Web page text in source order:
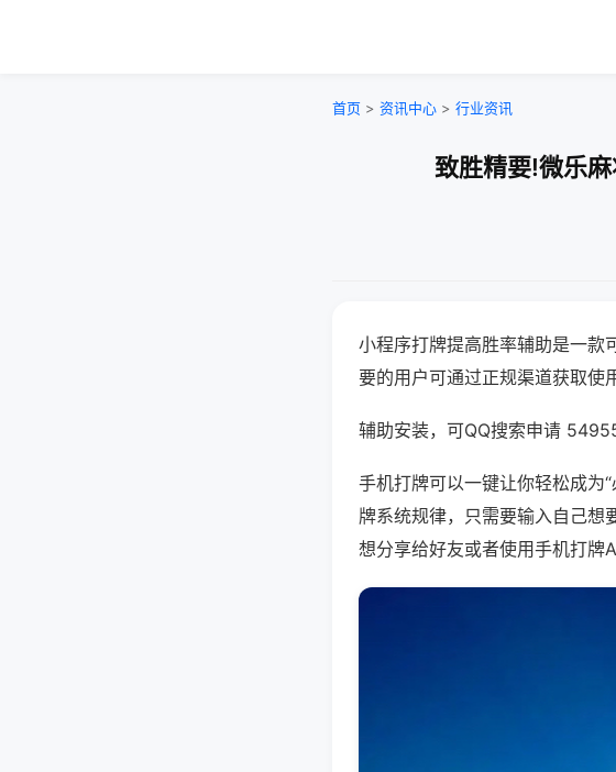
首页 > 资讯中心 > 行业资讯
致胜精要!微乐
小程序打牌提高胜率辅助是一款
要的用户可通过正规渠道获取使
辅助安装，可QQ搜索申请
手机打牌可以一键让你轻松成为
牌系统规律，只需要输入自己想
想分享给好友或者使用手机打牌